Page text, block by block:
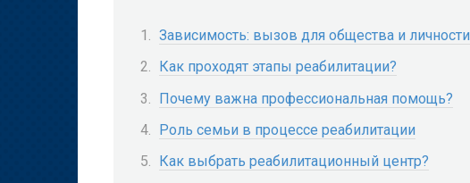
Зависимость: вызов для общества и личности
Как проходят этапы реабилитации?
Почему важна профессиональная помощь?
Роль семьи в процессе реабилитации
Как выбрать реабилитационный центр?